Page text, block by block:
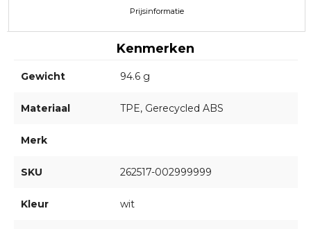
Prijsinformatie
Kenmerken
Gewicht 94.6 g
Materiaal TPE, Gerecycled ABS
Merk
SKU 262517-002999999
Kleur wit